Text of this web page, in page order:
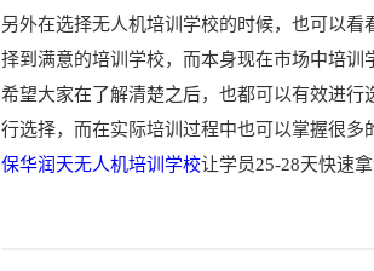
另外在选择无人机培训学校的时候，也可以
择到满意的培训学校，而本身现在市场中培
希望大家在了解清楚之后，也都可以有效进
行选择，而在实际培训过程中也可以掌握很
保华润天无人机培训学校让学员25-28天快速